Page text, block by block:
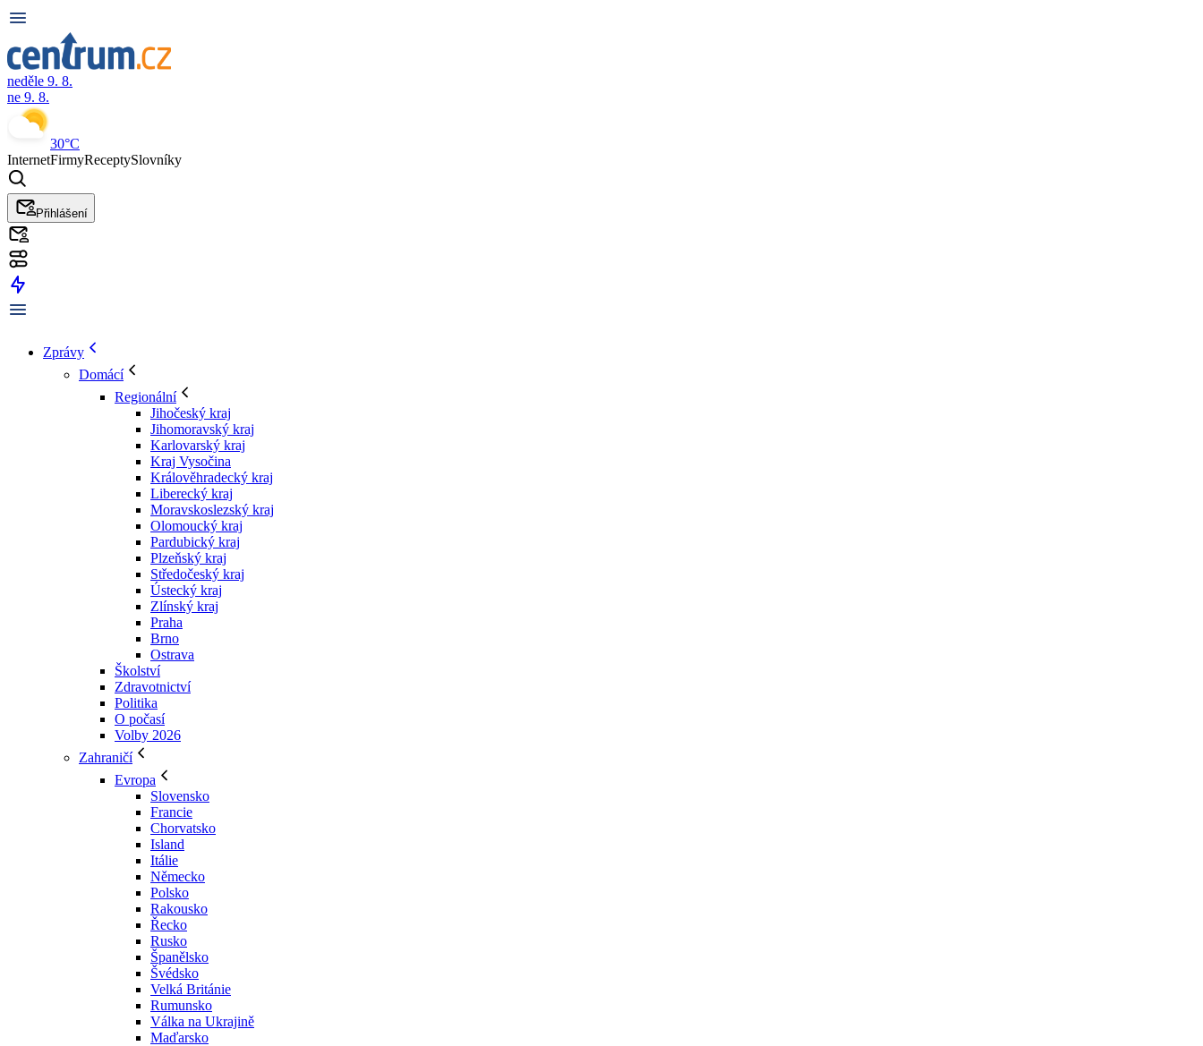
neděle 9. 8.
ne 9. 8.
30°C
InternetFirmyReceptySlovníky
Přihlášení
Zprávy
Domácí
Regionální
Jihočeský kraj
Jihomoravský kraj
Karlovarský kraj
Kraj Vysočina
Králověhradecký kraj
Liberecký kraj
Moravskoslezský kraj
Olomoucký kraj
Pardubický kraj
Plzeňský kraj
Středočeský kraj
Ústecký kraj
Zlínský kraj
Praha
Brno
Ostrava
Školství
Zdravotnictví
Politika
O počasí
Volby 2026
Zahraničí
Evropa
Slovensko
Francie
Chorvatsko
Island
Itálie
Německo
Polsko
Rakousko
Řecko
Rusko
Španělsko
Švédsko
Velká Británie
Rumunsko
Válka na Ukrajině
Maďarsko